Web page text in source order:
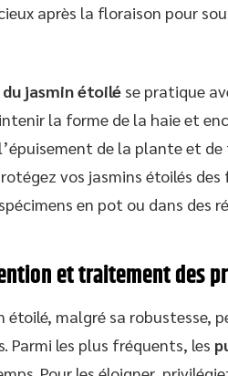
après la floraison pour
jasmin étoilé se pratique
la forme de la haie et
de la plante et
vos jasmins étoilés
en pot ou dans des
et traitement des
étoilé, malgré sa robustesse,
Parmi les plus fréquents, les